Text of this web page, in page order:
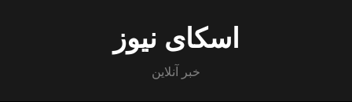
اسکای نیوز
خبر آنلاین